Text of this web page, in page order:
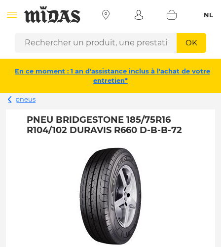
NL
OK
En ce moment : 1 an d'assistance inclus à l'achat de votre
entretien*
pneus
PNEU BRIDGESTONE 185/75R16
R104/102 DURAVIS R660 D-B-B-72